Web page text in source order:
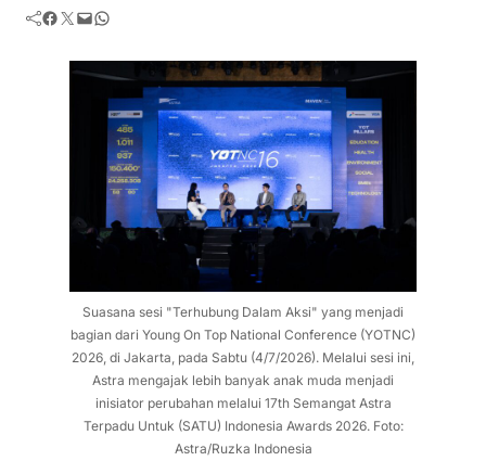
Facebook Twitter Mail WhatsApp
Suasana sesi "Terhubung Dalam Aksi" yang menjadi
bagian dari Young On Top National Conference (YOTNC)
2026, di Jakarta, pada Sabtu (4/7/2026). Melalui sesi ini,
Astra mengajak lebih banyak anak muda menjadi
inisiator perubahan melalui 17th Semangat Astra
Terpadu Untuk (SATU) Indonesia Awards 2026. Foto:
Astra/Ruzka Indonesia